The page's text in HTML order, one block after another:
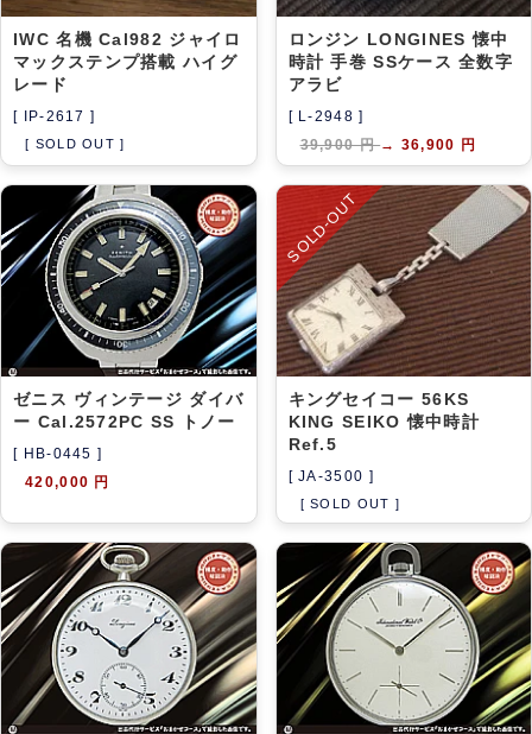
IWC 名機 Cal982 ジャイロ
マックステンプ搭載 ハイグ
レード
[ IP-2617 ]
[ SOLD OUT ]
ロンジン LONGINES 懐中
時計 手巻 SSケース 全数字
アラビ
[ L-2948 ]
39,900 円→ 36,900 円
ゼニス ヴィンテージ ダイバ
ー Cal.2572PC SS トノー
[ HB-0445 ]
420,000 円
SOLD-OUT
キングセイコー 56KS
KING SEIKO 懐中時計
Ref.5
[ JA-3500 ]
[ SOLD OUT ]